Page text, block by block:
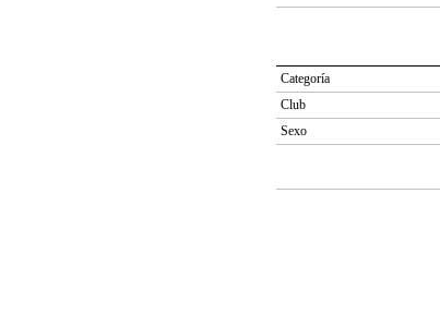
Categoría
Club
Sexo